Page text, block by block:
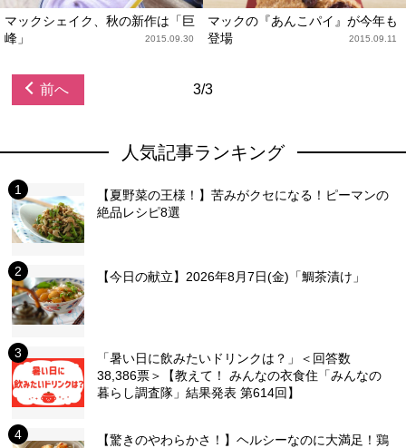
マックシェイク、秋の新作は「巨
峰」
2015.09.30
マックの『あんこパイ』が今年も
登場
2015.09.11
前へ 3/3
人気記事ランキング
【夏野菜の王様！】苦みがクセになる！ピーマンの
絶品レシピ8選
【今日の献立】2026年8月7日(金)「鯛茶漬け」
「暑い日に飲みたいドリンクは？」＜回答数
38,386票＞【教えて！ みんなの衣食住「みんなの
暮らし調査隊」結果発表 第614回】
【驚きのやわらかさ！】ヘルシーなのに大満足！鶏